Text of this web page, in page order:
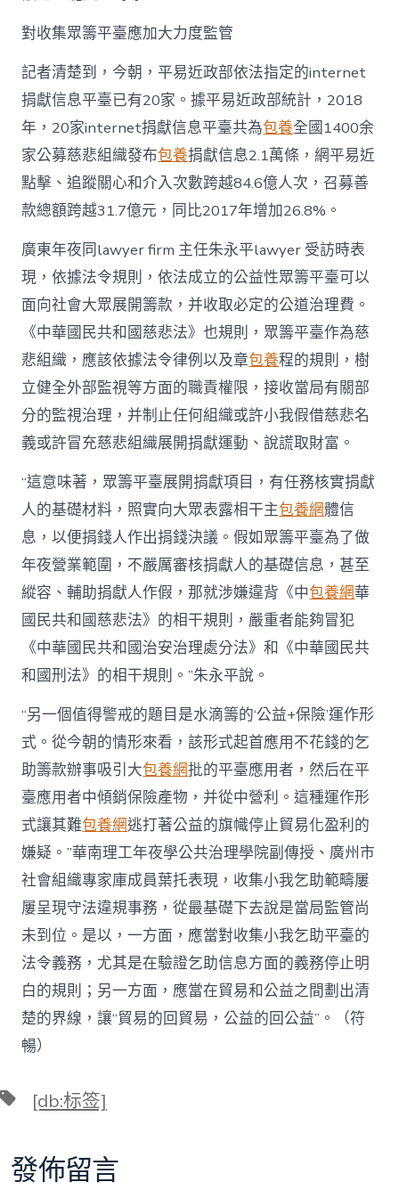
對收集眾籌平臺應加大力度監管
記者清楚到，今朝，平易近政部依法指定的internet
捐獻信息平臺已有20家。據平易近政部統計，2018
年，20家internet捐獻信息平臺共為包養全國1400余
家公募慈悲組織發布包養捐獻信息2.1萬條，網平易近
點擊、追蹤關心和介入次數跨越84.6億人次，召募善
款總額跨越31.7億元，同比2017年增加26.8%。
廣東年夜同lawyer firm 主任朱永平lawyer 受訪時表
現，依據法令規則，依法成立的公益性眾籌平臺可以
面向社會大眾展開籌款，并收取必定的公道治理費。
《中華國民共和國慈悲法》也規則，眾籌平臺作為慈
悲組織，應該依據法令律例以及章包養程的規則，樹
立健全外部監視等方面的職責權限，接收當局有關部
分的監視治理，并制止任何組織或許小我假借慈悲名
義或許冒充慈悲組織展開捐獻運動、說謊取財富。
“這意味著，眾籌平臺展開捐獻項目，有任務核實捐獻
人的基礎材料，照實向大眾表露相干主包養網體信
息，以便捐錢人作出捐錢決議。假如眾籌平臺為了做
年夜營業範圍，不嚴厲審核捐獻人的基礎信息，甚至
縱容、輔助捐獻人作假，那就涉嫌違背《中包養網華
國民共和國慈悲法》的相干規則，嚴重者能夠冒犯
《中華國民共和國治安治理處分法》和《中華國民共
和國刑法》的相干規則。”朱永平說。
“另一個值得警戒的題目是水滴籌的‘公益+保險’運作形
式。從今朝的情形來看，該形式起首應用不花錢的乞
助籌款辦事吸引大包養網批的平臺應用者，然后在平
臺應用者中傾銷保險產物，并從中營利。這種運作形
式讓其難包養網逃打著公益的旗幟停止貿易化盈利的
嫌疑。”華南理工年夜學公共治理學院副傳授、廣州市
社會組織專家庫成員葉托表現，收集小我乞助範疇屢
屢呈現守法違規事務，從最基礎下去說是當局監管尚
未到位。是以，一方面，應當對收集小我乞助平臺的
法令義務，尤其是在驗證乞助信息方面的義務停止明
白的規則；另一方面，應當在貿易和公益之間劃出清
楚的界線，讓“貿易的回貿易，公益的回公益”。（符
暢）
標 [db:标签]
發佈留言